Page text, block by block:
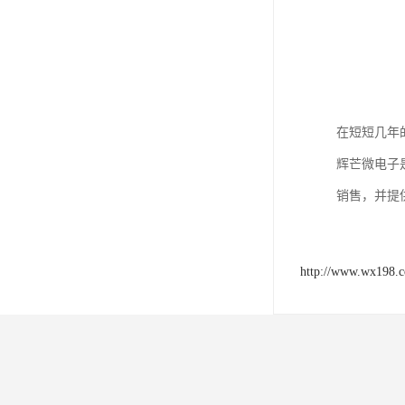
在短短几年
辉芒微电子
销售，并提
http://